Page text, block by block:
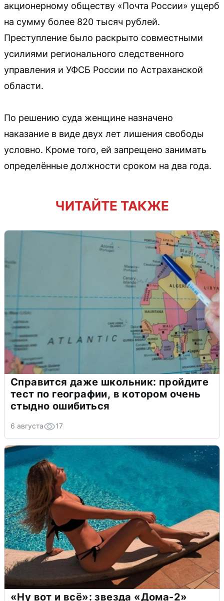
акционерному обществу «Почта России» ущерб
на сумму более 820 тысяч рублей.
Преступление было раскрыто совместными
усилиями регионального следственного
управления и УФСБ России по Астраханской
области.
По решению суда женщине назначено
наказание в виде двух лет лишения свободы
условно. Кроме того, ей запрещено занимать
определённые должности сроком на два года.
ЧИТАЙТЕ ТАКЖЕ
Справится даже школьник: пройдите
тест по географии, в котором очень
стыдно ошибиться
6 августа 17
«Ну вот и всё»: звезда «Дома-2»